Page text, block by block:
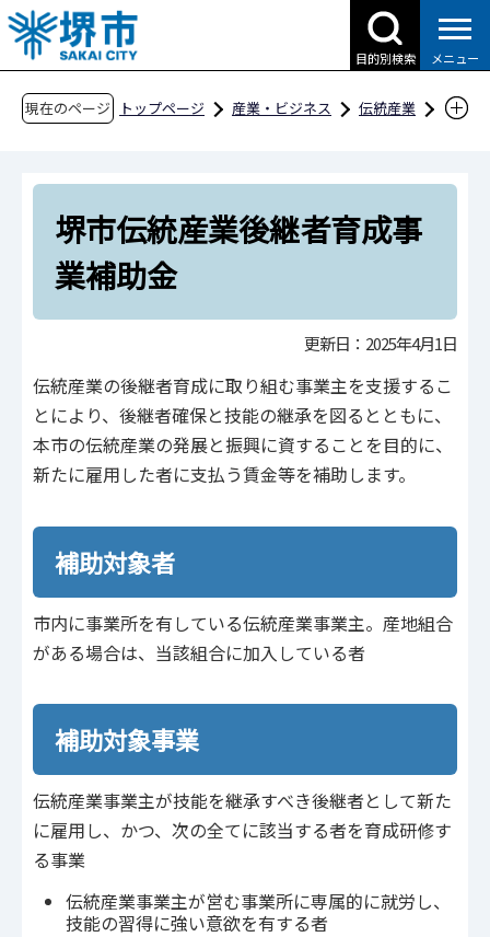
こ
の
ペ
目的別検索 メニュー
現在のページ トップページ 産業・ビジネス
伝統産業
堺市伝統産業後継者育成事業補助金
堺市伝統産業後継者育成事
業補助金
更新日：2025年4月1日
伝統産業の後継者育成に取り組む事業主を支援するこ
とにより、後継者確保と技能の継承を図るとともに、
本市の伝統産業の発展と振興に資することを目的に、
新たに雇用した者に支払う賃金等を補助します。
補助対象者
市内に事業所を有している伝統産業事業主。産地組合
がある場合は、当該組合に加入している者
補助対象事業
伝統産業事業主が技能を継承すべき後継者として新た
に雇用し、かつ、次の全てに該当する者を育成研修す
る事業
伝統産業事業主が営む事業所に専属的に就労し、
技能の習得に強い意欲を有する者